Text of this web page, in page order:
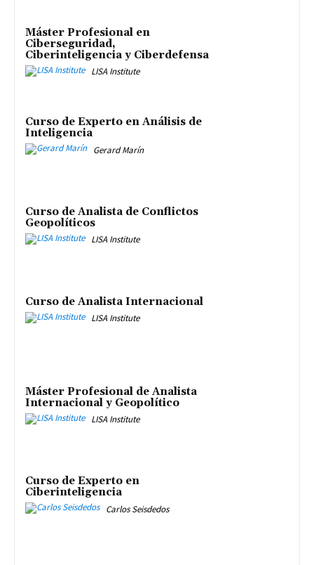
Máster Profesional en
Ciberseguridad,
Ciberinteligencia y Ciberdefensa
LISA Institute
Curso de Experto en Análisis de
Inteligencia
Gerard Marín
Curso de Analista de Conflictos
Geopolíticos
LISA Institute
Curso de Analista Internacional
LISA Institute
Máster Profesional de Analista
Internacional y Geopolítico
LISA Institute
Curso de Experto en
Ciberinteligencia
Carlos Seisdedos